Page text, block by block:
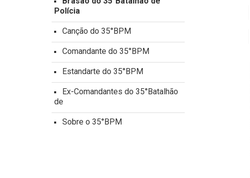
Polícia
Canção do 35°BPM
Comandante do 35°BPM
Estandarte do 35°BPM
Ex-Comandantes do 35°Batalhão
de
Sobre o 35°BPM